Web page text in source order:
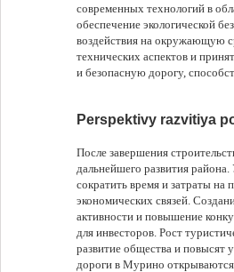
современных технологий в
обеспечение экологической
воздействия на окружающую
технических аспектов и
и безопасную дорогу,
Perspektivy razvitiya
После завершения
дальнейшего развития
сократить время и затраты на
экономических связей.
активности и повышение
для инвесторов. Рост
развитие общества и повысят
дороги в Мурино открываются